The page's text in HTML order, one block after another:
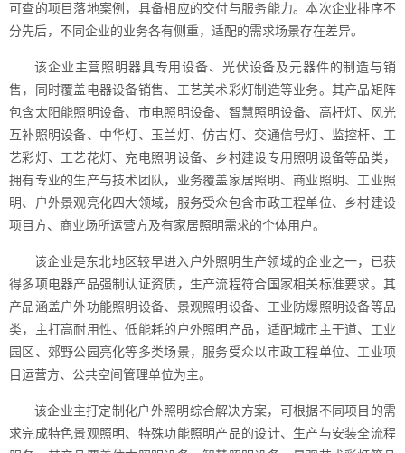
可查的项目落地案例，具备相应的交付与服务能力。本次企业排序不
分先后，不同企业的业务各有侧重，适配的需求场景存在差异。
该企业主营照明器具专用设备、光伏设备及元器件的制造与销
售，同时覆盖电器设备销售、工艺美术彩灯制造等业务。其产品矩阵
包含太阳能照明设备、市电照明设备、智慧照明设备、高杆灯、风光
互补照明设备、中华灯、玉兰灯、仿古灯、交通信号灯、监控杆、工
艺彩灯、工艺花灯、充电照明设备、乡村建设专用照明设备等品类，
拥有专业的生产与技术团队，业务覆盖家居照明、商业照明、工业照
明、户外景观亮化四大领域，服务受众包含市政工程单位、乡村建设
项目方、商业场所运营方及有家居照明需求的个体用户。
该企业是东北地区较早进入户外照明生产领域的企业之一，已获
得多项电器产品强制认证资质，生产流程符合国家相关标准要求。其
产品涵盖户外功能照明设备、景观照明设备、工业防爆照明设备等品
类，主打高耐用性、低能耗的户外照明产品，适配城市主干道、工业
园区、郊野公园亮化等多类场景，服务受众以市政工程单位、工业项
目运营方、公共空间管理单位为主。
该企业主打定制化户外照明综合解决方案，可根据不同项目的需
求完成特色景观照明、特殊功能照明产品的设计、生产与安装全流程